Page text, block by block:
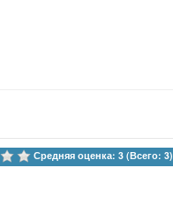
Средняя оценка: 3 (Всего: 3)